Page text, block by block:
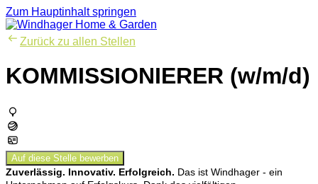
Zum Hauptinhalt springen
Zurück zu allen Stellen
KOMMISSIONIERER (w/m/d)
Auf diese Stelle bewerben
Zuverlässig. Innovativ. Erfolgreich. Das ist Windhager - ein